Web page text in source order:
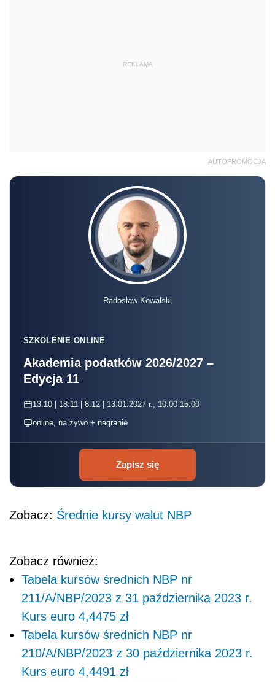
REKLAMA
AUTOPROMOCJA
Radosław Kowalski
SZKOLENIE ONLINE
Akademia podatków 2026/2027 –
Edycja 11
13.10 | 18.11 | 8.12 | 13.01.2027 r., 10:00-15:00
online, na żywo + nagranie
Zapisz się
Zobacz: Średnie kursy walut NBP
Zobacz również:
Tabela kursów średnich NBP nr
211/A/NBP/2023 z 31 października 2023 r.
Kurs euro 4,4475 zł
Tabela kursów średnich NBP nr
210/A/NBP/2023 z 30 października 2023 r.
Kurs euro 4,4491 zł